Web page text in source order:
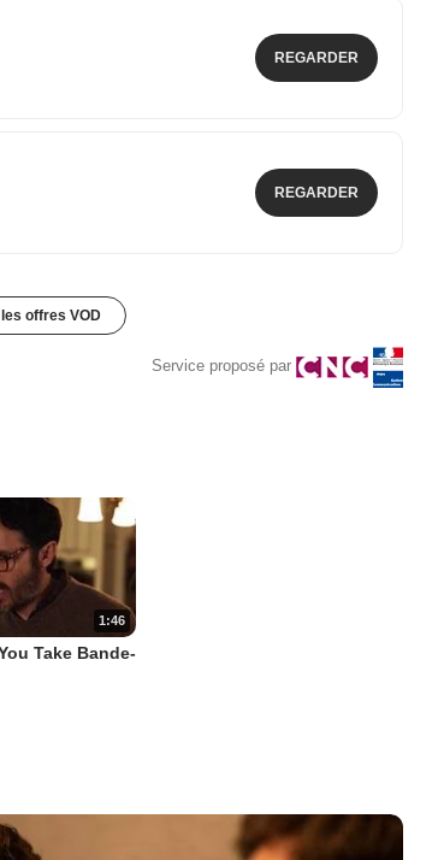
REGARDER
REGARDER
offres VOD
Service proposé par
1:46
Take Bande-